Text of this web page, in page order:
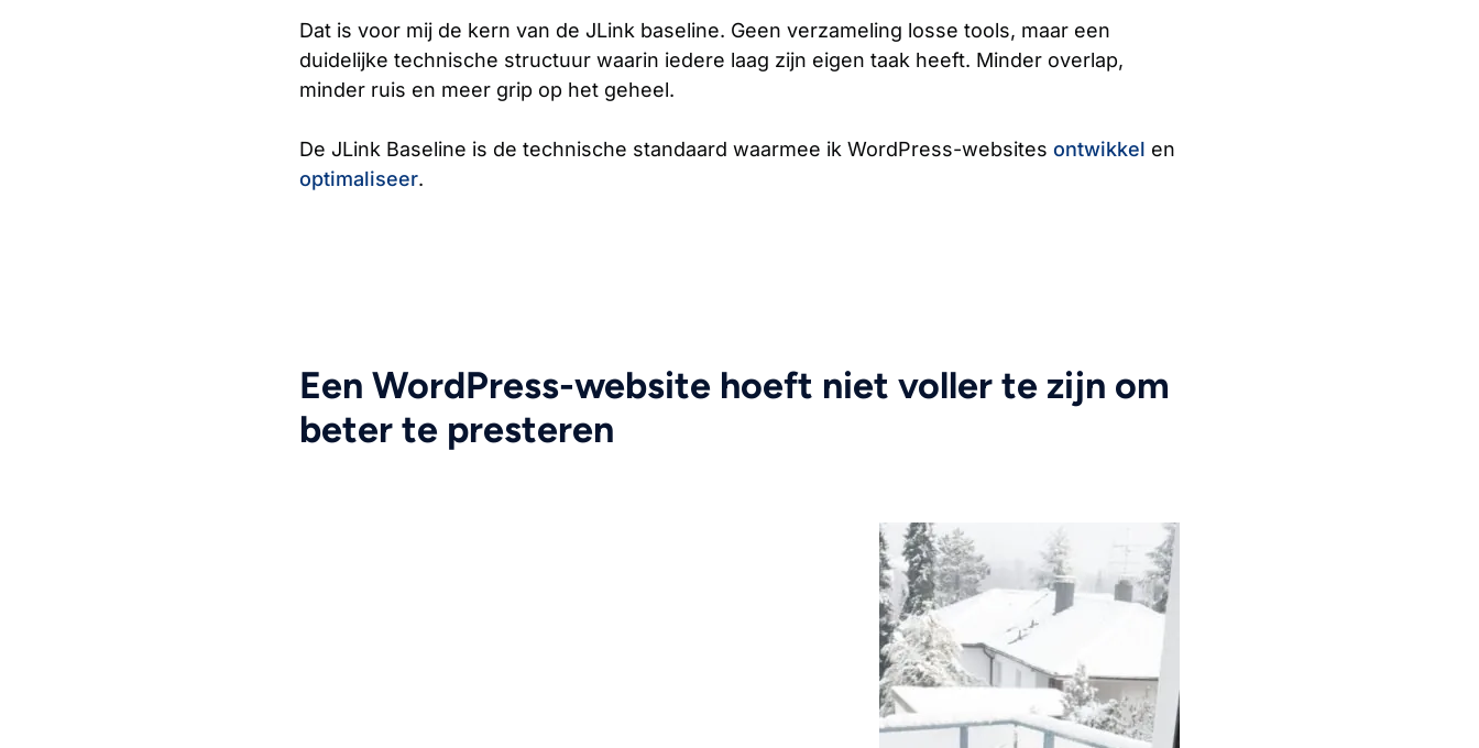
Dat is voor mij de kern van de JLink baseline. Geen verzameling losse tools, maar een
duidelijke technische structuur waarin iedere laag zijn eigen taak heeft. Minder overlap,
minder ruis en meer grip op het geheel.
De JLink Baseline is de technische standaard waarmee ik WordPress-websites ontwikkel en
optimaliseer.
Een WordPress-website hoeft niet voller te zijn om
beter te presteren